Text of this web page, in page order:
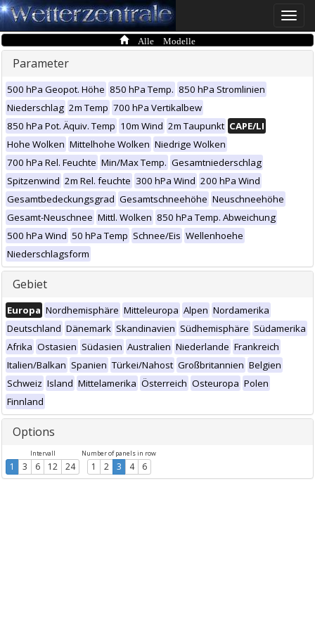
Toggle
Alle Modelle
Parameter
500 hPa Geopot. Höhe 850 hPa Temp. 850 hPa Stromlinien
Niederschlag 2m Temp 700 hPa Vertikalbew
850 hPa Pot. Äquiv. Temp 10m Wind 2m Taupunkt CAPE/LI
Hohe Wolken Mittelhohe Wolken Niedrige Wolken
700 hPa Rel. Feuchte Min/Max Temp. Gesamtniederschlag
Spitzenwind 2m Rel. feuchte 300 hPa Wind 200 hPa Wind
Gesamtbedeckungsgrad Gesamtschneehöhe Neuschneehöhe
Gesamt-Neuschnee Mittl. Wolken 850 hPa Temp. Abweichung
500 hPa Wind 50 hPa Temp Schnee/Eis Wellenhoehe
Niederschlagsform
Gebiet
Europa Nordhemisphäre Mitteleuropa Alpen Nordamerika
Deutschland Dänemark Skandinavien Südhemisphäre Südamerika
Afrika Ostasien Südasien Australien Niederlande Frankreich
Italien/Balkan Spanien Türkei/Nahost Großbritannien Belgien
Schweiz Island Mittelamerika Österreich Osteuropa Polen
Finnland
Options
Intervall
1 3 6 12 24
Number of panels in row
1 2 3 4 6